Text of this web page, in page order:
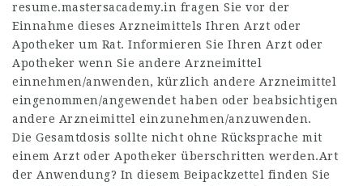
resume.mastersacademy.in fragen Sie vor der
Einnahme dieses Arzneimittels Ihren Arzt oder
Apotheker um Rat. Informieren Sie Ihren Arzt oder
Apotheker wenn Sie andere Arzneimittel
einnehmen/anwenden, kürzlich andere Arzneimittel
eingenommen/angewendet haben oder beabsichtigen
andere Arzneimittel einzunehmen/anzuwenden.
Die Gesamtdosis sollte nicht ohne Rücksprache mit
einem Arzt oder Apotheker überschritten werden.Art
der Anwendung? In diesem Beipackzettel finden Sie